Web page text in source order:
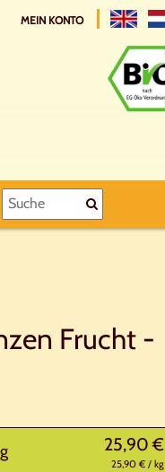
MEIN KONTO
Frucht -
25,90 €
25,90 € / kg